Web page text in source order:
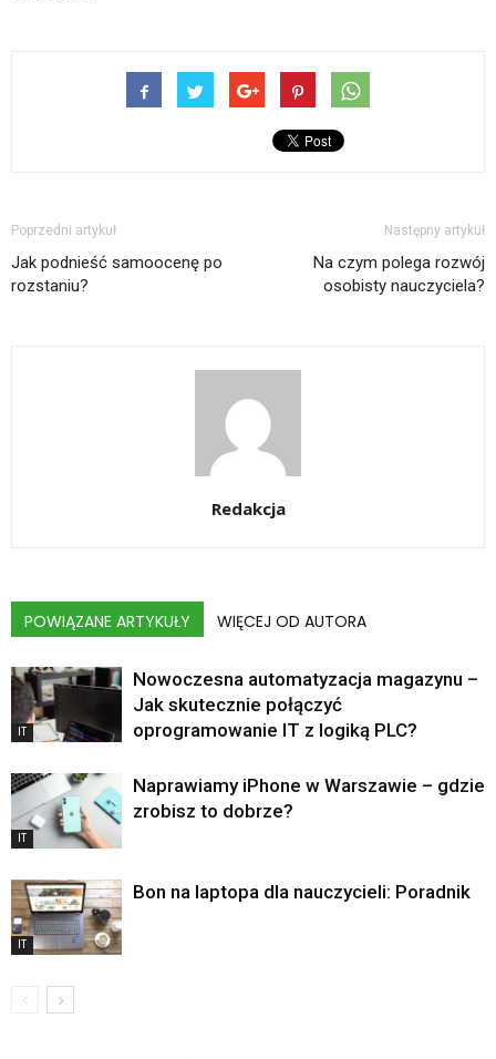
Poprzedni artykuł
Jak podnieść samoocenę po
rozstaniu?
Następny artykuł
Na czym polega rozwój
osobisty nauczyciela?
Redakcja
POWIĄZANE ARTYKUŁY WIĘCEJ OD AUTORA
IT
Nowoczesna automatyzacja magazynu –
Jak skutecznie połączyć
oprogramowanie IT z logiką PLC?
IT
Naprawiamy iPhone w Warszawie – gdzie
zrobisz to dobrze?
IT
Bon na laptopa dla nauczycieli: Poradnik